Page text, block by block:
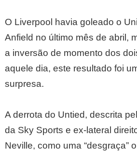
O Liverpool havia goleado o
Anfield no último mês de abril,
a inversão de momento dos
aquele dia, este resultado foi
surpresa.
A derrota do Untied, descrita
da Sky Sports e ex-lateral
Neville, como uma “desgraça”